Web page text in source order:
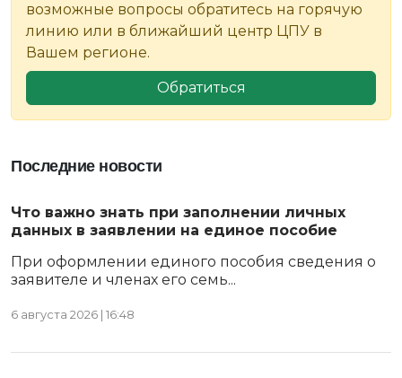
возможные вопросы обратитесь на горячую
линию или в ближайший центр ЦПУ в
Вашем регионе.
Обратиться
Последние новости
Что важно знать при заполнении личных
данных в заявлении на единое пособие
При оформлении единого пособия сведения о
заявителе и членах его семь...
6 августа 2026 | 16:48